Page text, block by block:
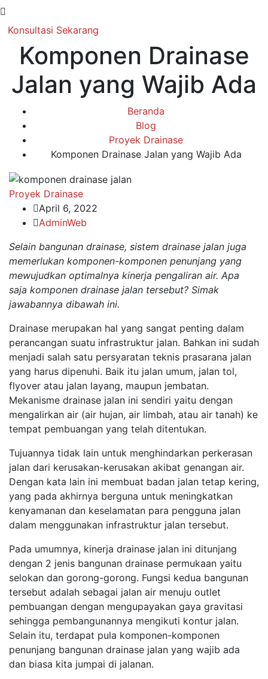
Konsultasi Sekarang
Komponen Drainase
Jalan yang Wajib Ada
Beranda
Blog
Proyek Drainase
Komponen Drainase Jalan yang Wajib Ada
Proyek Drainase
April 6, 2022
AdminWeb
Selain bangunan drainase, sistem drainase jalan juga
memerlukan komponen-komponen penunjang yang
mewujudkan optimalnya kinerja pengaliran air. Apa
saja komponen drainase jalan tersebut? Simak
jawabannya dibawah ini.
Drainase merupakan hal yang sangat penting dalam
perancangan suatu infrastruktur jalan. Bahkan ini sudah
menjadi salah satu persyaratan teknis prasarana jalan
yang harus dipenuhi. Baik itu jalan umum, jalan tol,
flyover atau jalan layang, maupun jembatan.
Mekanisme drainase jalan ini sendiri yaitu dengan
mengalirkan air (air hujan, air limbah, atau air tanah) ke
tempat pembuangan yang telah ditentukan.
Tujuannya tidak lain untuk menghindarkan perkerasan
jalan dari kerusakan-kerusakan akibat genangan air.
Dengan kata lain ini membuat badan jalan tetap kering,
yang pada akhirnya berguna untuk meningkatkan
kenyamanan dan keselamatan para pengguna jalan
dalam menggunakan infrastruktur jalan tersebut.
Pada umumnya, kinerja drainase jalan ini ditunjang
dengan 2 jenis bangunan drainase permukaan yaitu
selokan dan gorong-gorong. Fungsi kedua bangunan
tersebut adalah sebagai jalan air menuju outlet
pembuangan dengan mengupayakan gaya gravitasi
sehingga pembangunannya mengikuti kontur jalan.
Selain itu, terdapat pula komponen-komponen
penunjang bangunan drainase jalan yang wajib ada
dan biasa kita jumpai di jalanan.